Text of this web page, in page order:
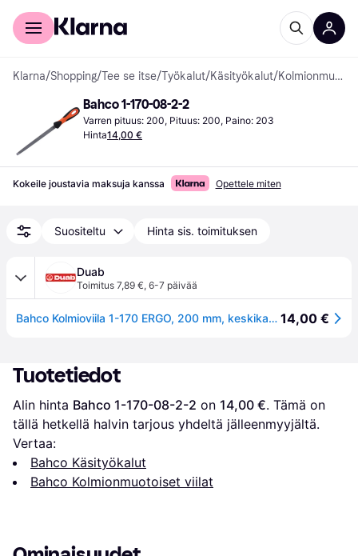
Kuluttajille
Klarna/Shopping/Tee se itse/Työkalut/Käsityökalut/ Kolmionmuotoiset viilat
Bahco 1-170-08-2-2
Varren pituus: 200, Pituus: 200, Paino: 203
Hinta14,00 €
Kokeile joustavia maksuja kanssa Opettele miten
Suositeltu Hinta sis. toimituksen
Duab
Toimitus 7,89 €, 6-7 päivää
Bahco Kolmioviila 1-170 ERGO, 200 mm, keskikarkea 14,00 €
Tuotetiedot
Alin hinta Bahco 1-170-08-2-2 on 14,00 €. Tämä on
tällä hetkellä halvin tarjous yhdeltä jälleenmyyjältä.
Vertaa:
Bahco Käsityökalut
Bahco Kolmionmuotoiset viilat